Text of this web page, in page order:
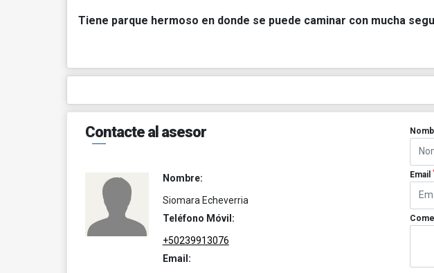
Tiene parque hermoso en donde se puede caminar con mucha
Contacte al asesor
Nombre:
Siomara Echeverria
Teléfono Móvil:
+50239913076
Email:
Email